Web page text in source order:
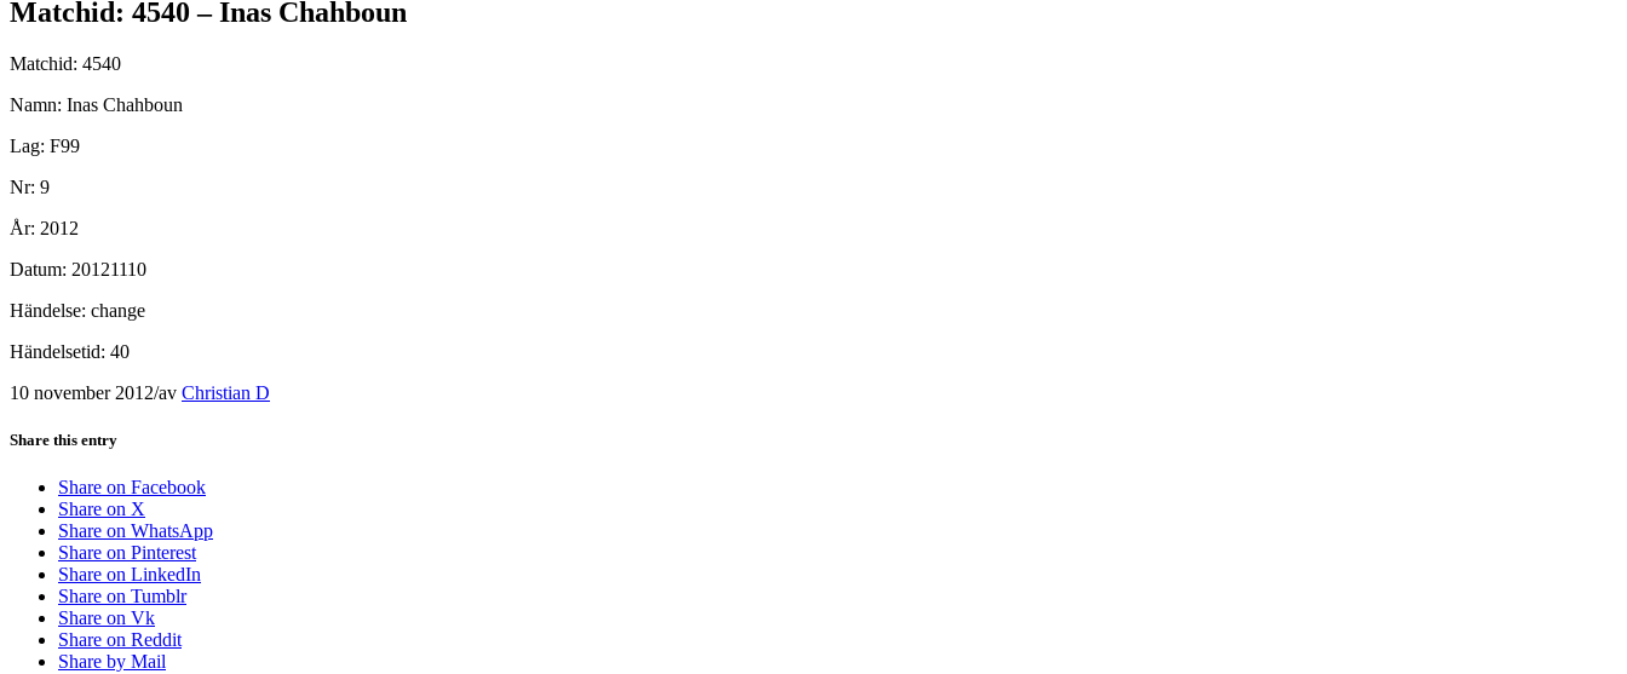
Matchid: 4540 – Inas Chahboun
Matchid: 4540
Namn: Inas Chahboun
Lag: F99
Nr: 9
År: 2012
Datum: 20121110
Händelse: change
Händelsetid: 40
10 november 2012/av Christian D
Share this entry
Share on Facebook
Share on X
Share on WhatsApp
Share on Pinterest
Share on LinkedIn
Share on Tumblr
Share on Vk
Share on Reddit
Share by Mail